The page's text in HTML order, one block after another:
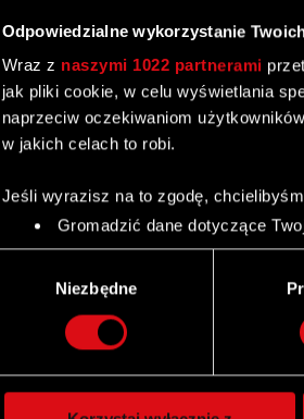
Odpowiedzialne wykorzystanie
Wraz z naszymi 1022 partnerami
jak pliki cookie, w celu wyświetlania
naprzeciw oczekiwaniom
w jakich celach to robi.
Jeśli wyrazisz na to zgodę,
Gromadzić dane dotyczące
Identyfikować Twoje
Dowiedz się więcej odnośnie tego,
szczegółów . W Deklaracji plików
Wykorzystujemy pliki cookie do
Niezbędne